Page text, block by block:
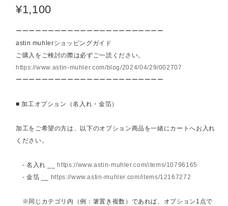
¥1,100
ーーーーーーーーーーーーーーーーーーーーーーー
astin muhlerショッピングガイド
ご購入をご検討の際は必ずご一読ください。
https://www.astin-muhler.com/blog/2024/04/29/002707
ーーーーーーーーーーーーーーーーーーーーーーー
■ 加工オプション（名入れ・金箔）
加工をご希望の方は、以下のオプション商品を一緒にカートへお入れ
ください。
- 名入れ __
https://www.astin-muhler.com/items/10796165
- 金箔 __
https://www.astin-muhler.com/items/12167272
※同じカテゴリ内（例：箸置き複数）であれば、オプション1点で